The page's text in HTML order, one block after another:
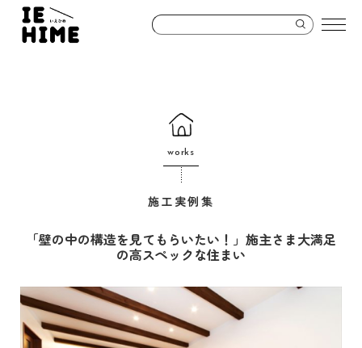
works
施工実例集
「壁の中の構造を見てもらいたい！」施主さま大満足
の高スペックな住まい